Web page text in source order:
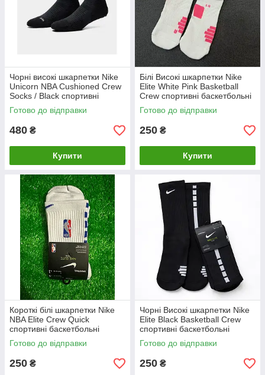
Чорні високі шкарпетки Nike
Unicorn NBA Cushioned Crew
Socks / Black спортивні
баскетбольні
Готово до відправки
480 ₴
Купити
Білі Високі шкарпетки Nike
Elite White Pink Basketball
Crew спортивні баскетбольні
Готово до відправки
250 ₴
Купити
Короткі білі шкарпетки Nike
NBA Elite Crew Quick
спортивні баскетбольні
Готово до відправки
250 ₴
Чорні Високі шкарпетки Nike
Elite Black Basketball Crew
спортивні баскетбольні
Готово до відправки
250 ₴